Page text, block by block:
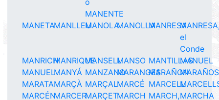
o
MANENTE
MANETAMANLLEUMANOLAMANOLLAMANRESA
el
Conde
MANRICHMANRIQUEMANSELLMANSO MANTILLASMANUEL
MANUELMANYÁ MANZANOMARANGESMARAÑON
MARATAMARÇÀ MARÇALMARCÉ MARCELL
MARCÉNMARCERMARÇETMARCH MARCH,MARCHA